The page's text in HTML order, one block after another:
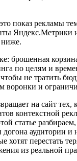
показ рекламы
ниже.
брошенная
по целям и
не тратить
воронки и
на сайт
контекстной
статье
догона аудитории
хотят перестать
из реальной